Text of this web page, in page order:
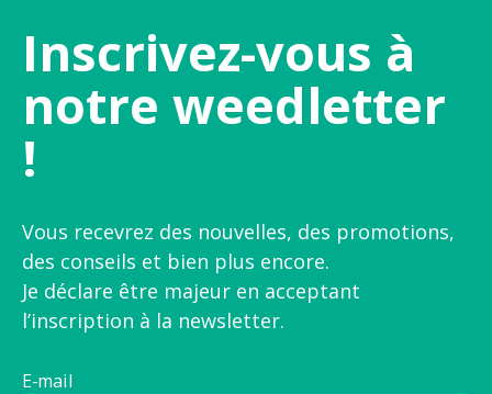
Inscrivez-vous à
notre weedletter
!
Vous recevrez des nouvelles, des promotions,
des conseils et bien plus encore.
Je déclare être majeur en acceptant
l’inscription à la newsletter.
E-mail